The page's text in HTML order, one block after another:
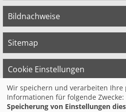
Bildnachweise
Sitemap
Cookie Einstellungen
© 2026 Bildungswerk der
Wir speichern und verarbeiten Ihre
Informationen für folgende Zwecke:
Speicherung von Einstellungen